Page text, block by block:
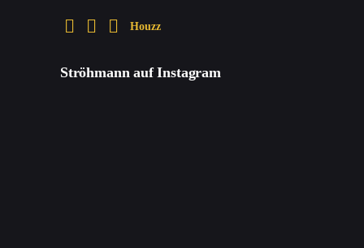
Houzz
Ströhmann auf Instagram